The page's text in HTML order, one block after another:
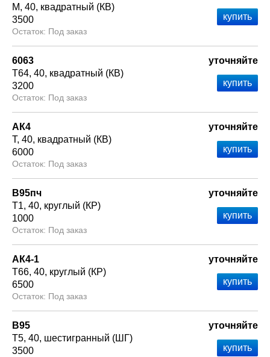
М 40 квадратный (КВ)
3500
Под заказ
6063
Т64 40 квадратный (КВ)
3200
Под заказ
уточняйте
АК4
Т 40 квадратный (КВ)
6000
Под заказ
уточняйте
В95пч
Т1 40 круглый (КР)
1000
Под заказ
уточняйте
АК4-1
Т66 40 круглый (КР)
6500
Под заказ
уточняйте
В95
Т5 40 шестигранный (ШГ)
3500
уточняйте